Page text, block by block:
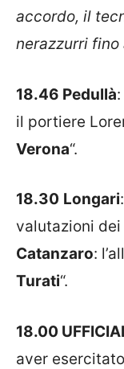
accordo, il
nerazzurri fino
18.46 Pedullà:
il portiere
Verona“.
18.30 Longari
valutazioni
Catanzaro:
Turati“.
18.00
aver